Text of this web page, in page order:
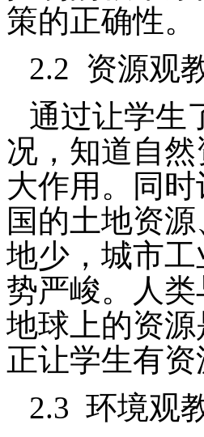
策的正确性。
2.2 资源观
通过让学生
况，知道自
大作用。同
国的土地资
地少，城市
势严峻。人
地球上的资
正让学生有
2.3 环境观